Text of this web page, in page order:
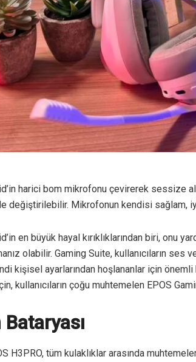
harici bom mikrofonu çevirerek sessize
değiştirilebilir. Mikrofonun kendisi sağlam,
en büyük hayal kırıklıklarından biri, onu
olabilir. Gaming Suite, kullanıcıların ses
kişisel ayarlarından hoşlananlar için
kullanıcıların çoğu muhtemelen EPOS
Bataryası
H3PRO, tüm kulaklıklar arasında